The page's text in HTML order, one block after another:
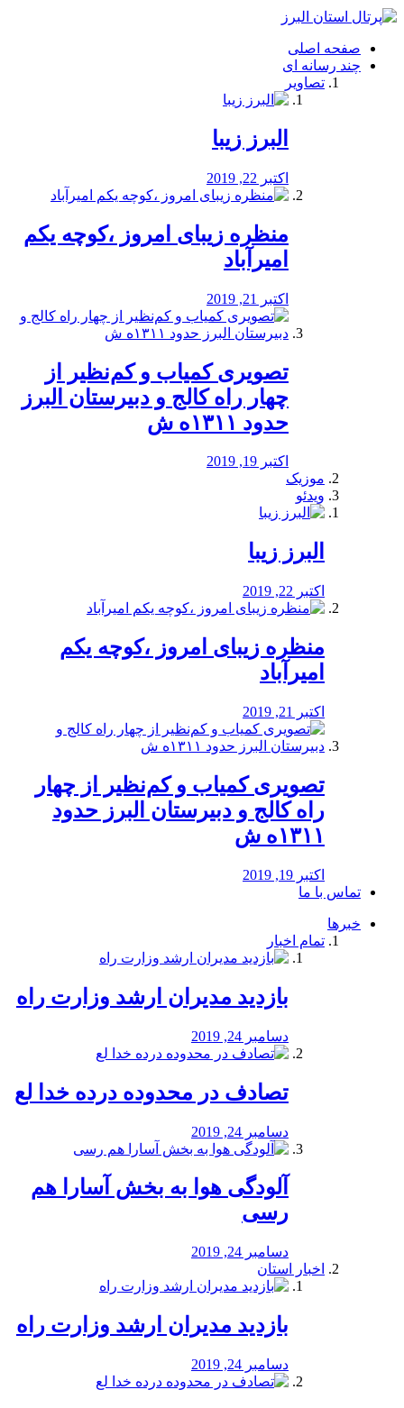
فصد
شرق
تهران
خشکشویی
صفحه اصلی
چند رسانه ای
تصاویر
البرز زیبا
اکتبر 22, 2019
منظره‌‌ زیبای امروز ،کوچه یکم
امیرآباد
اکتبر 21, 2019
️تصویری کمیاب و کم‌نظیر از
چهار راه كالج و دبيرستان البرز
حدود ۱۳۱۱ه ش
اکتبر 19, 2019
موزیک
ویدئو
البرز زیبا
اکتبر 22, 2019
منظره‌‌ زیبای امروز ،کوچه یکم
امیرآباد
اکتبر 21, 2019
️تصویری کمیاب و کم‌نظیر از چهار
راه كالج و دبيرستان البرز حدود
۱۳۱۱ه ش
اکتبر 19, 2019
تماس با ما
خبرها
تمام اخبار
بازدید مدیران ارشد وزارت راه
دسامبر 24, 2019
تصادف در محدوده درده خدا لع
دسامبر 24, 2019
آلودگی هوا به بخش آسارا هم
رسی
دسامبر 24, 2019
اخبار استان
بازدید مدیران ارشد وزارت راه
دسامبر 24, 2019